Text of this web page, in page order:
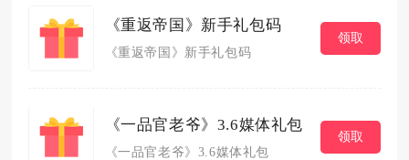
《重返帝国》新手礼包码
《重返帝国》新手礼包码
领取
《一品官老爷》3.6媒体礼包
《一品官老爷》3.6媒体礼包
领取